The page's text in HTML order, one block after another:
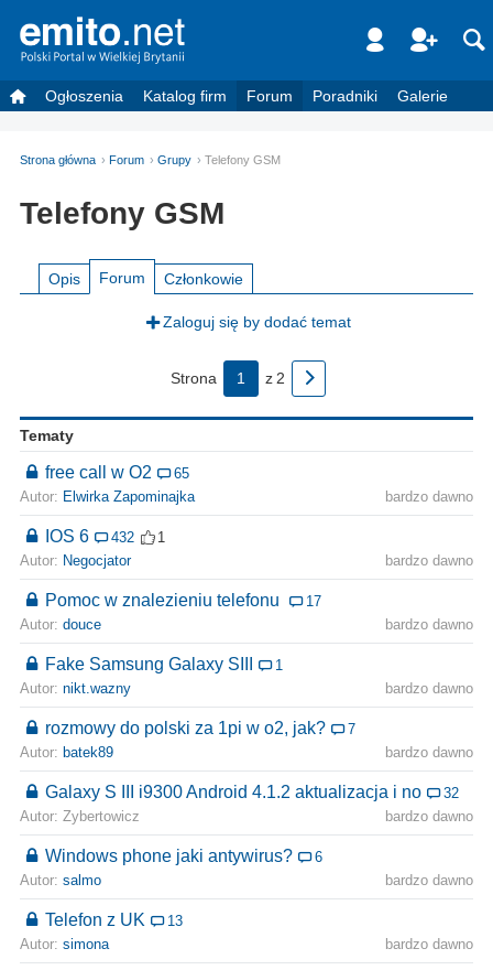
Ogłoszenia Katalog firm Forum Poradniki Galerie
Strona główna Forum Grupy Telefony GSM
Telefony GSM
Opis Forum Członkowie
Zaloguj się by dodać temat
Strona 1 z 2
Tematy
free call w O2
65
Autor: Elwirka Zapominajka bardzo dawno
IOS 6 432
1
Autor: Negocjator bardzo dawno
Pomoc w znalezieniu telefonu
17
Autor: douce bardzo dawno
Fake Samsung Galaxy SIII
1
Autor: nikt.wazny bardzo dawno
rozmowy do polski za 1pi w o2, jak?
7
Autor: batek89 bardzo dawno
Galaxy S III i9300 Android 4.1.2 aktualizacja i no
32
Autor: Zybertowicz
bardzo dawno
Windows phone jaki antywirus?
6
Autor: salmo bardzo dawno
Telefon z UK
13
Autor: simona bardzo dawno